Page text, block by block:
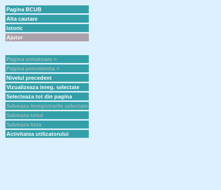
Pagina BCUB
Alta cautare
Istoric
Ajutor
Pagina urmatoare >
Pagina precedenta <
Nivelul precedent
Vizualizeaza inreg. selectate
Selecteaza tot din pagina
Salveaza inregistrarile selectate
Salveaza totul
Salveaza lista
Activitatea utilizatorului